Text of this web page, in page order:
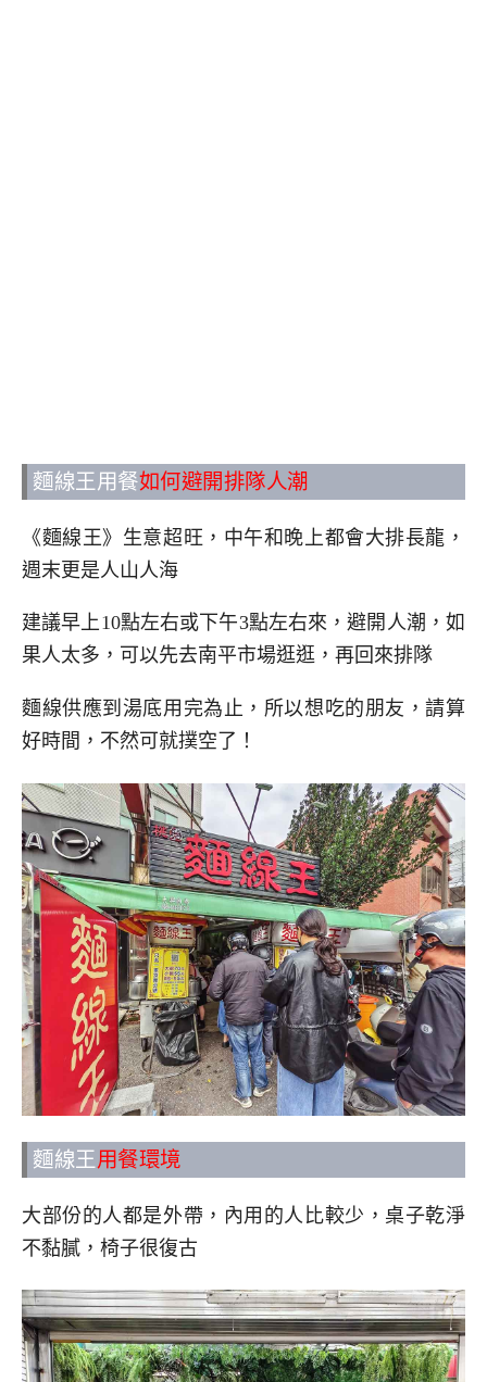
麵線王用餐如何避開排隊人潮
《麵線王》生意超旺，中午和晚上都會大排長龍，
週末更是人山人海
建議早上10點左右或下午3點左右來，避開人潮，如
果人太多，可以先去南平市場逛逛，再回來排隊
麵線供應到湯底用完為止，所以想吃的朋友，請算
好時間，不然可就撲空了！
麵線王用餐環境
大部份的人都是外帶，內用的人比較少，桌子乾淨
不黏膩，椅子很復古